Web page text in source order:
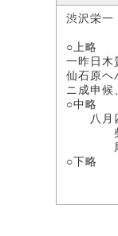
渋沢栄
（
○上略
一昨日木
仙石原ヘ
ニ成申候
○中略
八
柴崎
尾高
○下略